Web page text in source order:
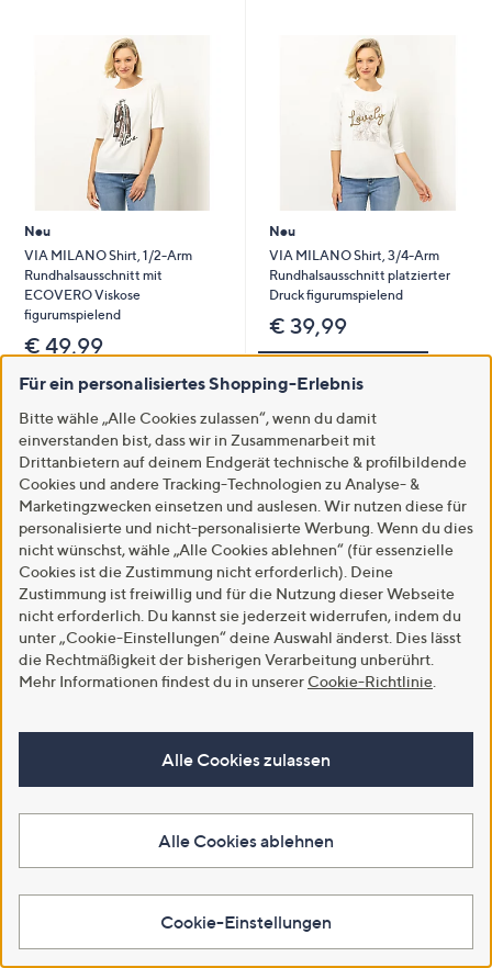
Neu
VIA MILANO Shirt, 1/2-Arm
Rundhalsausschnitt mit
ECOVERO Viskose
figurumspielend
€ 49,99
In den Warenkorb
Neu
VIA MILANO Shirt, 3/4-Arm
Rundhalsausschnitt platzierter
Druck figurumspielend
€ 39,99
In den Warenkorb
Neu
VIA MILANO Shirt, langarm
figurbetont
Neu
VIA MILANO Pullover, 3/4-Arm
Muster figurumspielend
€ 79,99
In den Warenkorb
Für ein personalisiertes Shopping-Erlebnis
Bitte wähle „Alle Cookies zulassen“, wenn du damit
einverstanden bist, dass wir in Zusammenarbeit mit
Drittanbietern auf deinem Endgerät technische & profilbildende
Cookies und andere Tracking-Technologien zu Analyse- &
Marketingzwecken einsetzen und auslesen. Wir nutzen diese für
personalisierte und nicht-personalisierte Werbung. Wenn du dies
nicht wünschst, wähle „Alle Cookies ablehnen“ (für essenzielle
Cookies ist die Zustimmung nicht erforderlich). Deine
Zustimmung ist freiwillig und für die Nutzung dieser Webseite
nicht erforderlich. Du kannst sie jederzeit widerrufen, indem du
unter „Cookie-Einstellungen“ deine Auswahl änderst. Dies lässt
die Rechtmäßigkeit der bisherigen Verarbeitung unberührt.
Mehr Informationen findest du in unserer Cookie-Richtlinie
Alle Cookies zulassen
Alle Cookies ablehnen
Cookie-Einstellungen